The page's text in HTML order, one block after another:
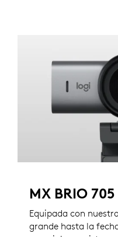
MX BRIO 705
Equipada con
grande hasta la